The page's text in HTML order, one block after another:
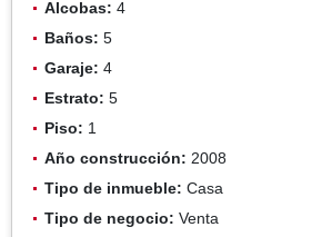
Alcobas: 4
Baños: 5
Garaje: 4
Estrato: 5
Piso: 1
Año construcción: 2008
Tipo de inmueble: Casa
Tipo de negocio: Venta